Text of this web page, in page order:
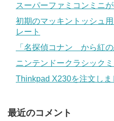
スーパーファミコンミニ
初期のマッキントッシュ
レート
「名探偵コナン から紅
ニンテンドークラシック
Thinkpad X230を注文しま
最近のコメント